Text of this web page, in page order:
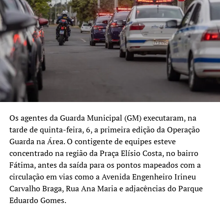
Os agentes da Guarda Municipal (GM) executaram, na
tarde de quinta-feira, 6, a primeira edição da Operação
Guarda na Área. O contigente de equipes esteve
concentrado na região da Praça Elísio Costa, no bairro
Fátima, antes da saída para os pontos mapeados com a
circulação em vias como a Avenida Engenheiro Irineu
Carvalho Braga, Rua Ana Maria e adjacências do Parque
Eduardo Gomes.